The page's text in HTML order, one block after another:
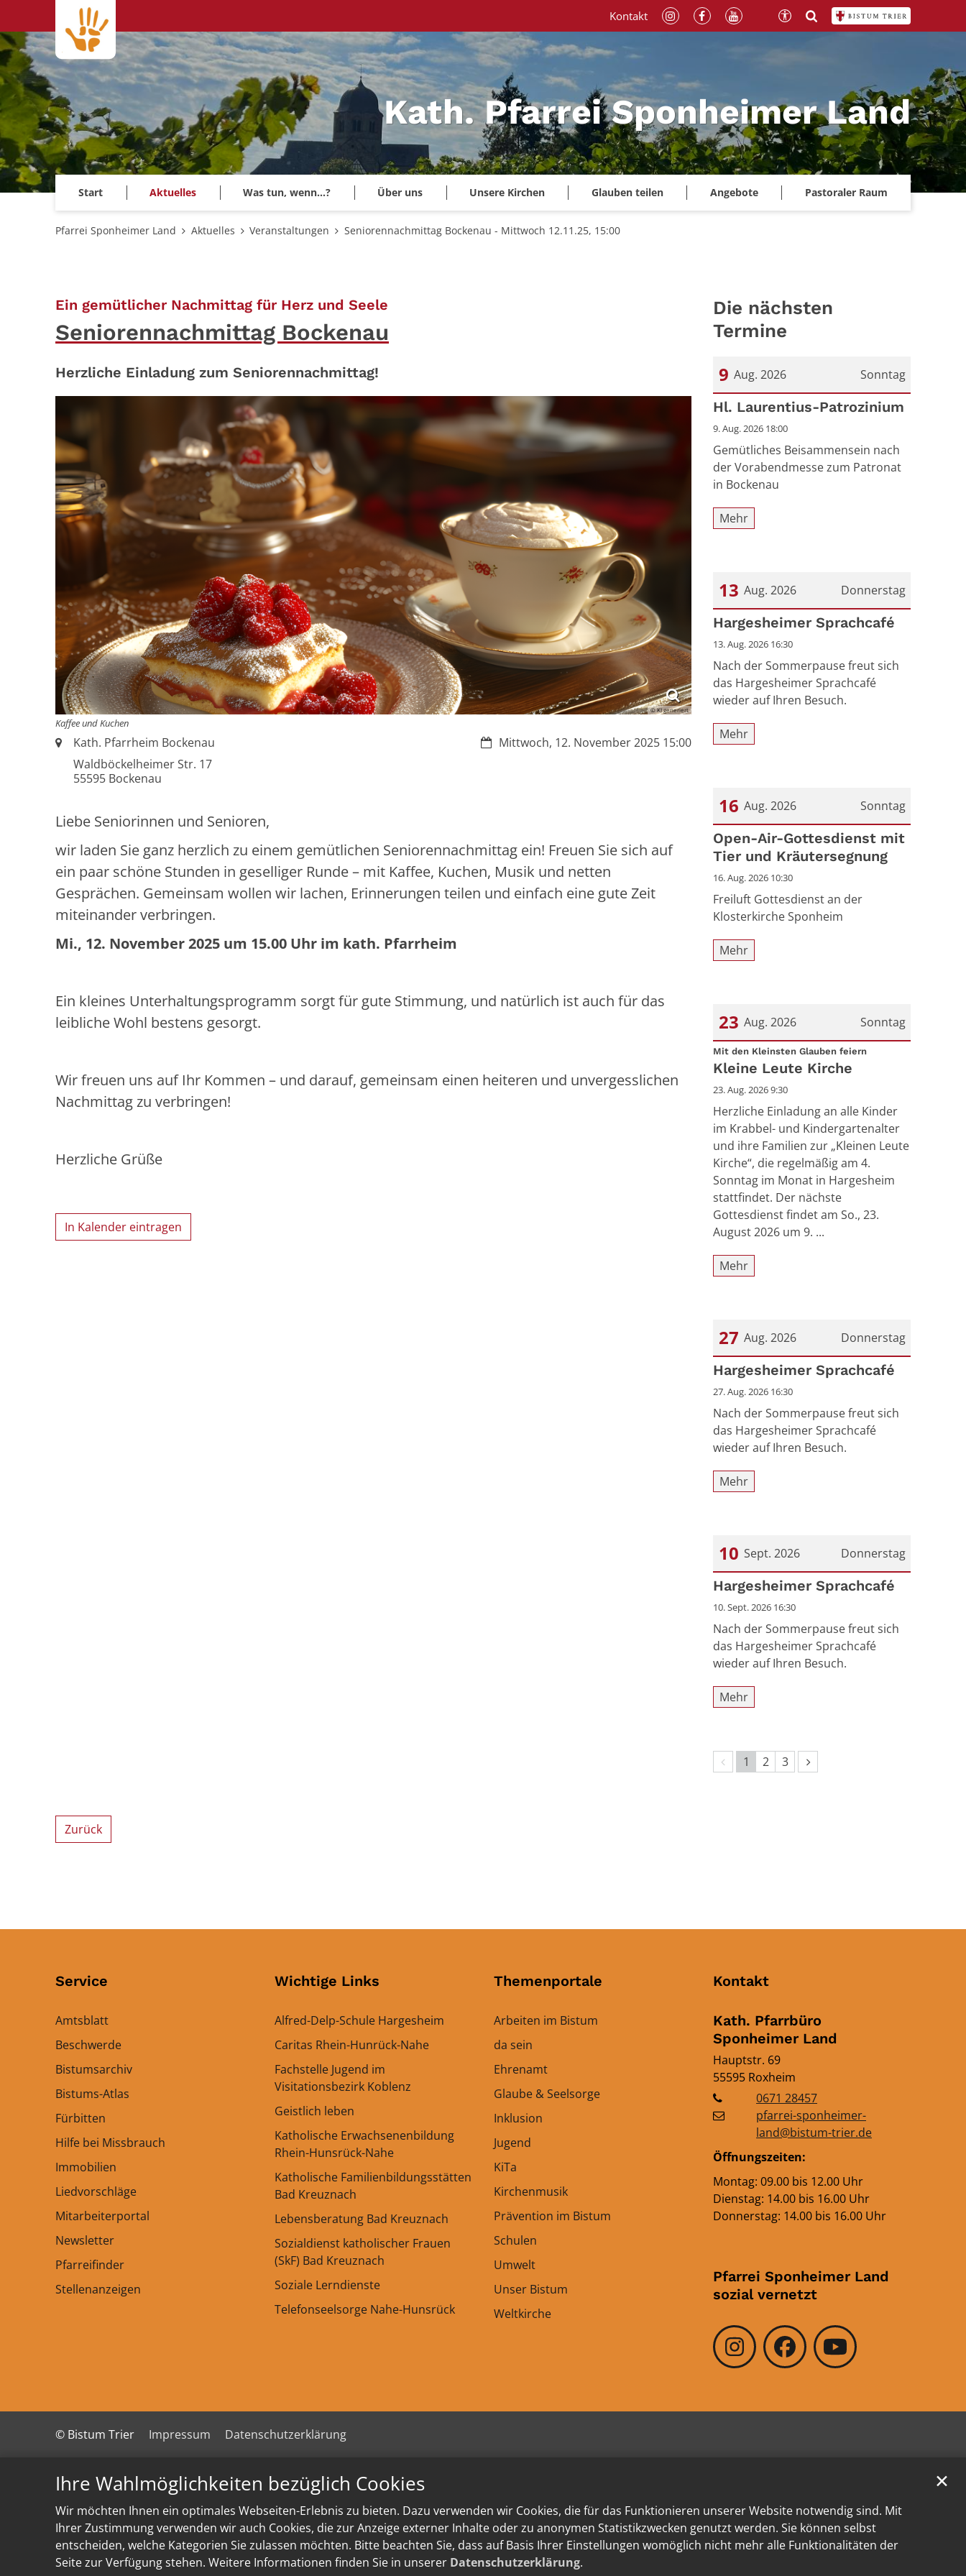
Ihre Wahlmöglichkeiten bezüglich Cookies
Wir möchten Ihnen ein optimales Webseiten-Erlebnis zu bieten. Dazu verwenden wir Cookies, die für das Funktionieren unserer Website notwendig sind. Mit
Ihrer Zustimmung verwenden wir auch Cookies, die zur Anzeige externer Inhalte oder zu anonymen Statistikzwecken genutzt werden. Sie können selbst
entscheiden, welche Kategorien Sie zulassen möchten. Bitte beachten Sie, dass auf Basis Ihrer Einstellungen womöglich nicht mehr alle Funktionalitäten der
Seite zur Verfügung stehen. Weitere Informationen finden Sie in unserer Datenschutzerklärung.
✕
Zum Inhalt springen
Kath. Pfarrei Sponheimer Land
Start Aktuelles Was tun, wenn...? Über uns Unsere Kirchen Glauben teilen Angebote Pastoraler Raum
Kontakt
Pfarrei Sponheimer Land Aktuelles Veranstaltungen Seniorennachmittag Bockenau - Mittwoch 12.11.25, 15:00
Ein gemütlicher Nachmittag für Herz und Seele
Seniorennachmittag Bockenau
Herzliche Einladung zum Seniorennachmittag!
© KI generiert
Kaffee und Kuchen
Datum:Mittwoch, 12. November 2025 15:00
Ort:Kath. Pfarrheim Bockenau
Waldböckelheimer Str. 17
55595 Bockenau
Liebe Seniorinnen und Senioren,
wir laden Sie ganz herzlich zu einem gemütlichen Seniorennachmittag ein! Freuen Sie sich auf
ein paar schöne Stunden in geselliger Runde – mit Kaffee, Kuchen, Musik und netten
Gesprächen. Gemeinsam wollen wir lachen, Erinnerungen teilen und einfach eine gute Zeit
miteinander verbringen.
Mi., 12. November 2025 um 15.00 Uhr im kath. Pfarrheim
Ein kleines Unterhaltungsprogramm sorgt für gute Stimmung, und natürlich ist auch für das
leibliche Wohl bestens gesorgt.
Wir freuen uns auf Ihr Kommen – und darauf, gemeinsam einen heiteren und unvergesslichen
Nachmittag zu verbringen!
Herzliche Grüße
In Kalender eintragen
Die nächsten
Termine
Sonntag
9 Aug. 2026
Datum: 9. August 2026
Hl. Laurentius-Patrozinium
9. Aug. 2026 18:00
Gemütliches Beisammensein nach
der Vorabendmesse zum Patronat
in Bockenau
Mehr
Donnerstag
13 Aug. 2026
Datum: 13. August 2026
Hargesheimer Sprachcafé
13. Aug. 2026 16:30
Nach der Sommerpause freut sich
das Hargesheimer Sprachcafé
wieder auf Ihren Besuch.
Mehr
Sonntag
16 Aug. 2026
Datum: 16. August 2026
Open-Air-Gottesdienst mit
Tier und Kräutersegnung
16. Aug. 2026 10:30
Freiluft Gottesdienst an der
Klosterkirche Sponheim
Mehr
Sonntag
23 Aug. 2026
Datum: 23. August 2026
Mit den Kleinsten Glauben feiern:
Kleine Leute Kirche
23. Aug. 2026 9:30
Herzliche Einladung an alle Kinder
im Krabbel- und Kindergartenalter
und ihre Familien zur „Kleinen Leute
Kirche“, die regelmäßig am 4.
Sonntag im Monat in Hargesheim
stattfindet. Der nächste
Gottesdienst findet am So., 23.
August 2026 um 9. ...
Mehr
Donnerstag
27 Aug. 2026
Datum: 27. August 2026
Hargesheimer Sprachcafé
27. Aug. 2026 16:30
Nach der Sommerpause freut sich
das Hargesheimer Sprachcafé
wieder auf Ihren Besuch.
Mehr
Donnerstag
10 Sept. 2026
Datum: 10. September 2026
Hargesheimer Sprachcafé
10. Sept. 2026 16:30
Nach der Sommerpause freut sich
das Hargesheimer Sprachcafé
wieder auf Ihren Besuch.
Mehr
Vorherige Seite
1 2 3 Nächste Seite
Zurück
Service
Amtsblatt
Beschwerde
Bistumsarchiv
Bistums-Atlas
Fürbitten
Hilfe bei Missbrauch
Immobilien
Liedvorschläge
Mitarbeiterportal
Newsletter
Pfarreifinder
Stellenanzeigen
Wichtige Links
Alfred-Delp-Schule Hargesheim
Caritas Rhein-Hunrück-Nahe
Fachstelle Jugend im
Visitationsbezirk Koblenz
Geistlich leben
Katholische Erwachsenenbildung
Rhein-Hunsrück-Nahe
Katholische Familienbildungsstätten
Bad Kreuznach
Lebensberatung Bad Kreuznach
Sozialdienst katholischer Frauen
(SkF) Bad Kreuznach
Soziale Lerndienste
Telefonseelsorge Nahe-Hunsrück
Themenportale
Arbeiten im Bistum
da sein
Ehrenamt
Glaube & Seelsorge
Inklusion
Jugend
KiTa
Kirchenmusik
Prävention im Bistum
Schulen
Umwelt
Unser Bistum
Weltkirche
Kontakt
Kath. Pfarrbüro
Sponheimer Land
Hauptstr. 69
55595 Roxheim
0671 28457
pfarrei-sponheimer-
land@bistum-trier.de
Öffnungszeiten:
Montag: 09.00 bis 12.00 Uhr
Dienstag: 14.00 bis 16.00 Uhr
Donnerstag: 14.00 bis 16.00 Uhr
Pfarrei Sponheimer Land
sozial vernetzt
© Bistum Trier Impressum Datenschutzerklärung